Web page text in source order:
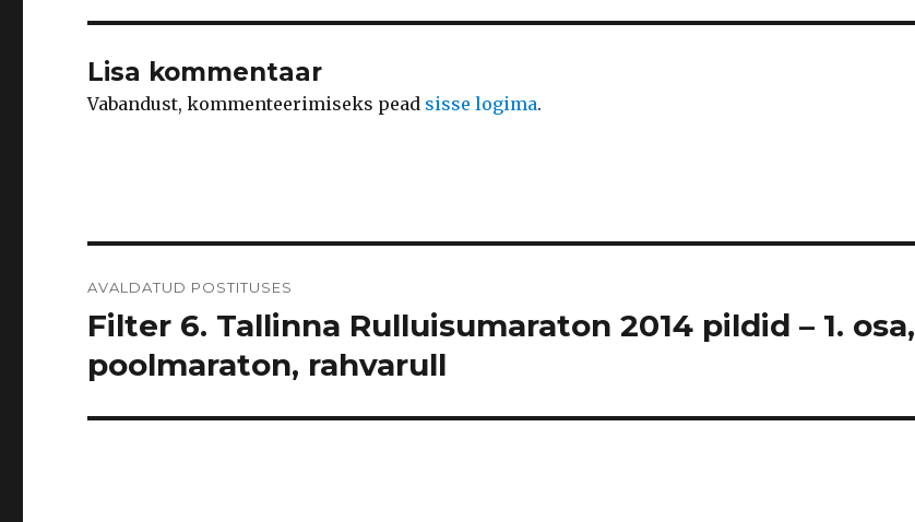
Lisa kommentaar
Vabandust, kommenteerimiseks pead sisse logima.
AVALDATUD POSTITUSES
Filter 6. Tallinna Rulluisumaraton 2014 pildid – 1. osa,
poolmaraton, rahvarull